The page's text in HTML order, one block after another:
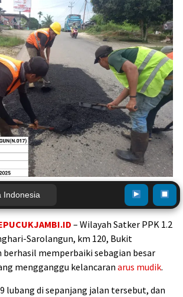
– Wilayah Satker PPK 1.2
Sarolangun, km 120, Bukit
memperbaiki sebagian besar
mengganggu kelancaran arus mudik.
lubang di sepanjang jalan tersebut, dan